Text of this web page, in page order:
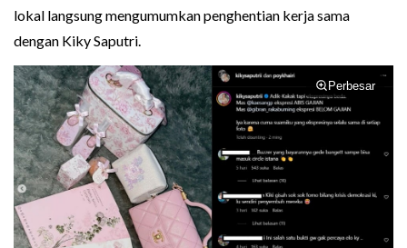
lokal langsung mengumumkan penghentian kerja sama
dengan Kiky Saputri.
Perbesar